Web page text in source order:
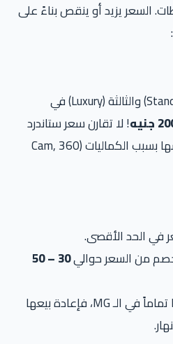
السعر يزيد أو ينقص بناءً على
الفرق بين الفئة الأولى (Standard) والثالثة (Luxury) في
! لا تقارن سعر ستاندرد
بلكشري. الـ Luxury تبيع نفسها بسبب الكماليات (360 Cam,
في الحد الأقصى.
من السعر حوالي
30 – 50
ابتعد عنها تماماً في الـ MG، فإعادة بيعها